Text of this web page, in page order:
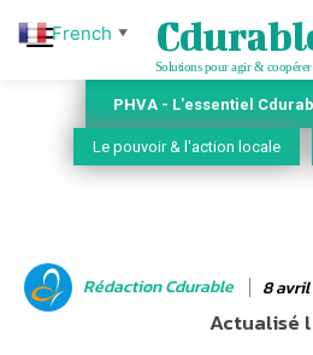
Solutions pour agir &
PHVA - L'essentiel
Le pouvoir & l'action locale
Rédaction Cdurable 8 avril
Actualisé
French ▼